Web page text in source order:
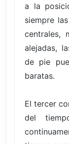
a la
siempre
centrales,
alejadas,
de pie
baratas.
El tercer
del